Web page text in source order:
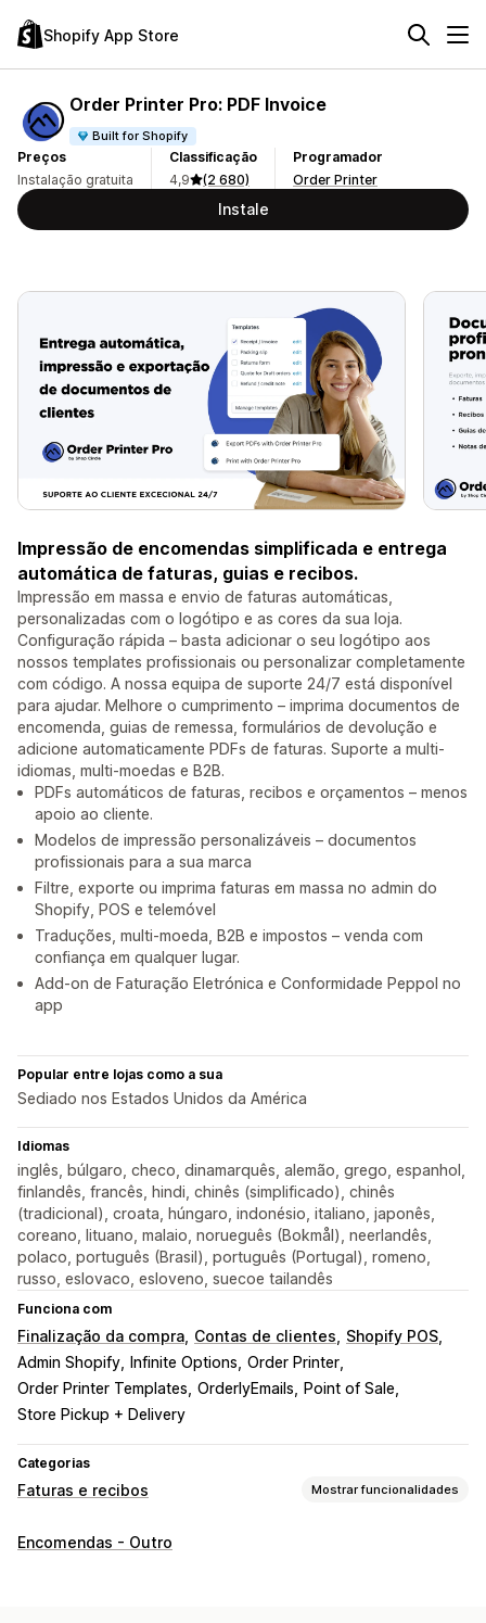
Shopify App Store
Order Printer Pro: PDF Invoice
Built for Shopify
Preços
Instalação gratuita
Classificação
4,9
(2 680)
Programador
Order Printer
Instale
Impressão de encomendas simplificada e entrega
automática de faturas, guias e recibos.
Impressão em massa e envio de faturas automáticas,
personalizadas com o logótipo e as cores da sua loja.
Configuração rápida – basta adicionar o seu logótipo aos
nossos templates profissionais ou personalizar completamente
com código. A nossa equipa de suporte 24/7 está disponível
para ajudar. Melhore o cumprimento – imprima documentos de
encomenda, guias de remessa, formulários de devolução e
adicione automaticamente PDFs de faturas. Suporte a multi-
idiomas, multi-moedas e B2B.
PDFs automáticos de faturas, recibos e orçamentos – menos
apoio ao cliente.
Modelos de impressão personalizáveis – documentos
profissionais para a sua marca
Filtre, exporte ou imprima faturas em massa no admin do
Shopify, POS e telemóvel
Traduções, multi-moeda, B2B e impostos – venda com
confiança em qualquer lugar.
Add-on de Faturação Eletrónica e Conformidade Peppol no
app
Popular entre lojas como a sua
Sediado nos Estados Unidos da América
Idiomas
inglês, búlgaro, checo, dinamarquês, alemão, grego, espanhol,
finlandês, francês, hindi, chinês (simplificado), chinês
(tradicional), croata, húngaro, indonésio, italiano, japonês,
coreano, lituano, malaio, norueguês (Bokmål), neerlandês,
polaco, português (Brasil), português (Portugal), romeno,
russo, eslovaco, esloveno, suecoe tailandês
Funciona com
Finalização da compra Contas de clientes
Shopify POS
Admin Shopify
Infinite Options Order Printer
Order Printer Templates OrderlyEmails
Point of Sale
Store Pickup + Delivery
Categorias
Faturas e recibos Mostrar funcionalidades
Tipos de documentos
Encomendas - Outro